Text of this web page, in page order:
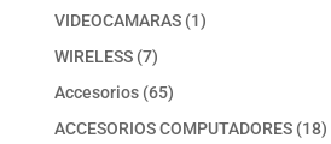
productos
VIDEOCAMARAS 11
WIRELESS 77
productos
Accesorios 6565
productos
ACCESORIOS COMPUTADORES 1818